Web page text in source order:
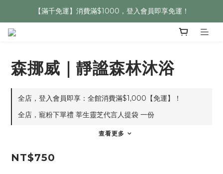
【滿千免運】消費滿$1000，登入會員即享免運！
森挪威｜靜謐森林沐浴
全店，登入會員即享：全館消費滿$1,000【免運】！
全店，寵粉下單禮 莘生靈芝代言人提袋 一份
查看更多
NT$750